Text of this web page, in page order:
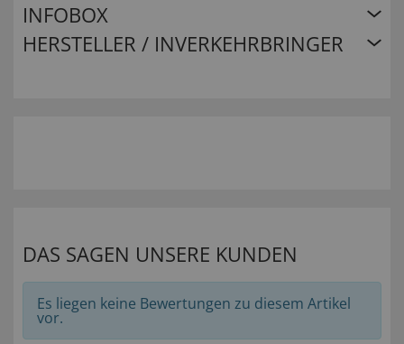
INFOBOX
HERSTELLER / INVERKEHRBRINGER
DAS SAGEN UNSERE KUNDEN
Es liegen keine Bewertungen zu diesem Artikel
vor.